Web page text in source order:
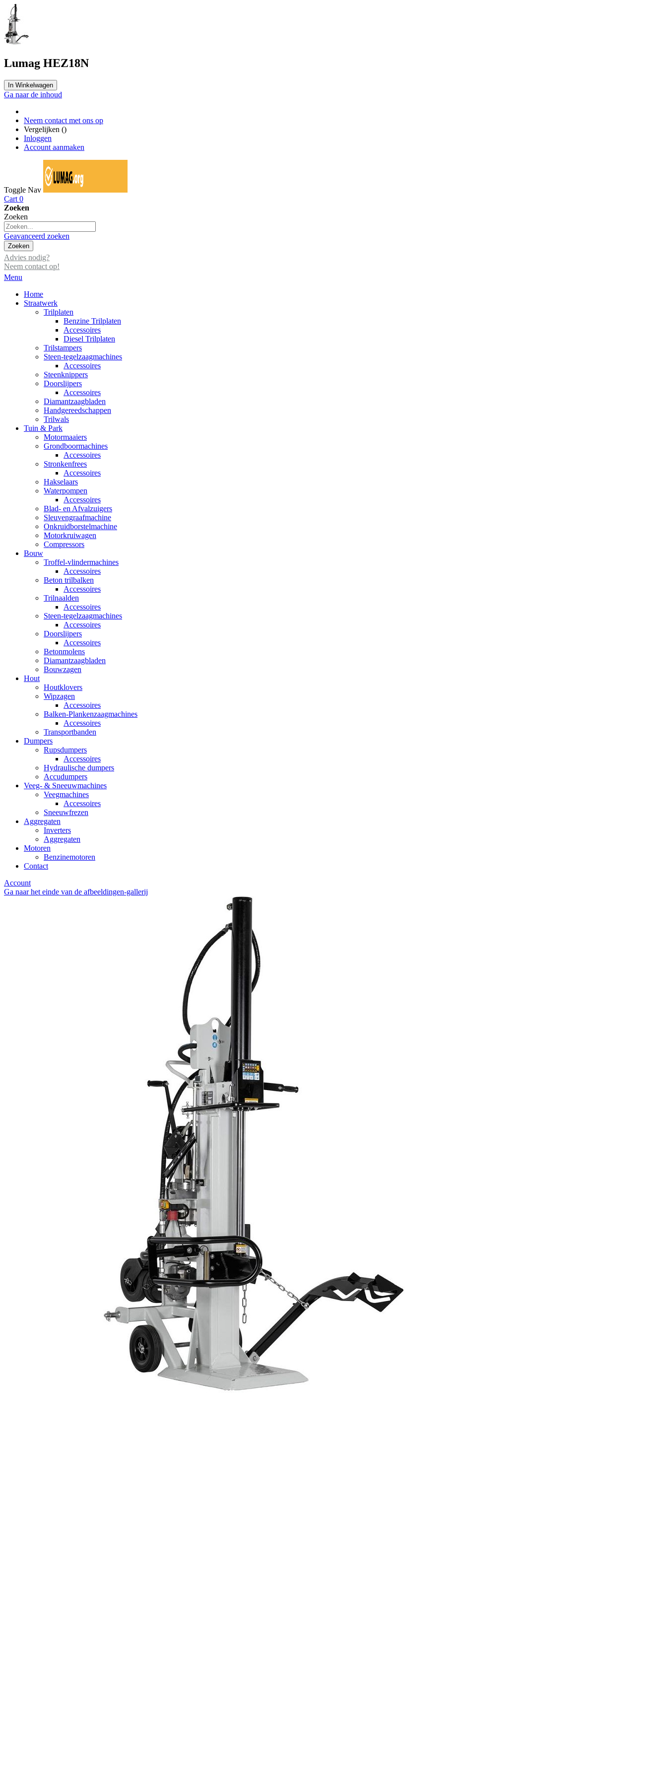
Lumag HEZ18N
In Winkelwagen
Ga naar de inhoud
Neem contact met ons op
Vergelijken ()
Inloggen
Account aanmaken
Toggle Nav
Cart 0
Zoeken
Zoeken
Geavanceerd zoeken
Zoeken
Advies nodig?
Neem contact op!
Menu
Home
Straatwerk
Trilplaten
Benzine Trilplaten
Accessoires
Diesel Trilplaten
Trilstampers
Steen-tegelzaagmachines
Accessoires
Steenknippers
Doorslijpers
Accessoires
Diamantzaagbladen
Handgereedschappen
Trilwals
Tuin & Park
Motormaaiers
Grondboormachines
Accessoires
Stronkenfrees
Accessoires
Hakselaars
Waterpompen
Accessoires
Blad- en Afvalzuigers
Sleuvengraafmachine
Onkruidborstelmachine
Motorkruiwagen
Compressors
Bouw
Troffel-vlindermachines
Accessoires
Beton trilbalken
Accessoires
Trilnaalden
Accessoires
Steen-tegelzaagmachines
Accessoires
Doorslijpers
Accessoires
Betonmolens
Diamantzaagbladen
Bouwzagen
Hout
Houtklovers
Wipzagen
Accessoires
Balken-Plankenzaagmachines
Accessoires
Transportbanden
Dumpers
Rupsdumpers
Accessoires
Hydraulische dumpers
Accudumpers
Veeg- & Sneeuwmachines
Veegmachines
Accessoires
Sneeuwfrezen
Aggregaten
Inverters
Aggregaten
Motoren
Benzinemotoren
Contact
Account
Ga naar het einde van de afbeeldingen-gallerij